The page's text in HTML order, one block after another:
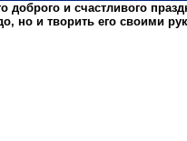
доброго и счастливого
но и творить его своими